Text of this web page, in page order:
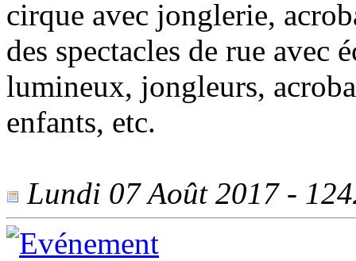
cirque avec jonglerie,
des spectacles de rue avec
lumineux, jongleurs,
enfants, etc.
Lundi 07 Août 2017 -